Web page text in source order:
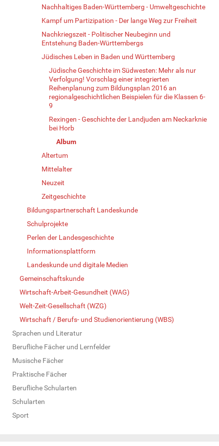
Nachhaltiges Baden-Württemberg - Umweltgeschichte
Kampf um Partizipation - Der lange Weg zur Freiheit
Nachkriegszeit - Politischer Neubeginn und
Entstehung Baden-Württembergs
Jüdisches Leben in Baden und Württemberg
Jüdische Geschichte im Südwesten: Mehr als nur
Verfolgung! Vorschlag einer integrierten
Reihenplanung zum Bildungsplan 2016 an
regionalgeschichtlichen Beispielen für die Klassen 6-
9
Rexingen - Geschichte der Landjuden am Neckarknie
bei Horb
Album
Altertum
Mittelalter
Neuzeit
Zeitgeschichte
Bildungspartnerschaft Landeskunde
Schulprojekte
Perlen der Landesgeschichte
Informationsplattform
Landeskunde und digitale Medien
Gemeinschaftskunde
Wirtschaft-Arbeit-Gesundheit (WAG)
Welt-Zeit-Gesellschaft (WZG)
Wirtschaft / Berufs- und Studienorientierung (WBS)
Sprachen und Literatur
Berufliche Fächer und Lernfelder
Musische Fächer
Praktische Fächer
Berufliche Schularten
Schularten
Sport